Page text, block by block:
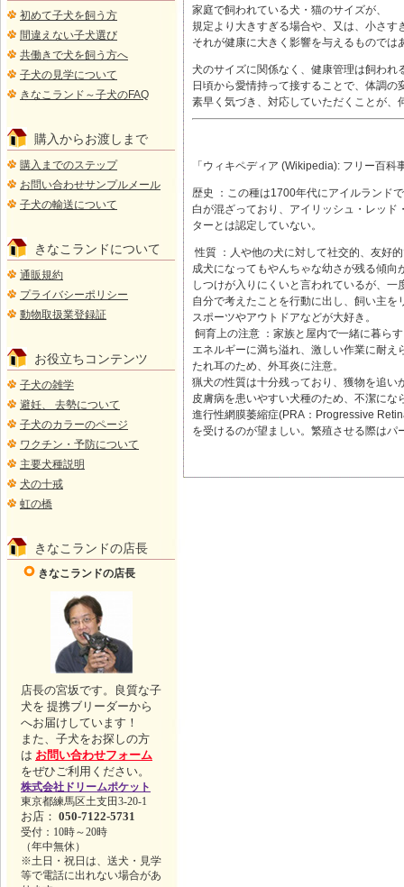
家庭で飼われている犬・猫のサイズが、
規定より大きすぎる場合や、又は、小さす
それが健康に大きく影響を与えるものでは
犬のサイズに関係なく、健康管理は飼われ
日頃から愛情持って接することで、体調の
素早く気づき、対応していただくことが、
「ウィキペディア (Wikipedia): フリー百
歴史 ：この種は1700年代にアイルランド
白が混ざっており、アイリッシュ・レッ
ターとは認定していない。
性質 ：人や他の犬に対して社交的、友好
成犬になってもやんちゃな幼さが残る傾
しつけが入りにくいと言われているが、一
自分で考えたことを行動に出し、飼い主を
スポーツやアウトドアなどが大好き。
飼育上の注意 ：家族と屋内で一緒に暮ら
エネルギーに満ち溢れ、激しい作業に耐
たれ耳のため、外耳炎に注意。
猟犬の性質は十分残っており、獲物を追
皮膚病を患いやすい犬種のため、不潔に
進行性網膜萎縮症(PRA：Progressive
を受けるのが望ましい。繁殖させる際は
初めて子犬を飼う方
間違えない子犬選び
共働きで犬を飼う方へ
子犬の見学について
きなこランド～子犬のFAQ
購入からお渡しまで
購入までのステップ
お問い合わせサンプルメール
子犬の輸送について
きなこランドについて
通販規約
プライバシーポリシー
動物取扱業登録証
お役立ちコンテンツ
子犬の雑学
避妊、 去勢について
子犬のカラーのページ
ワクチン・予防について
主要犬種説明
犬の十戒
虹の橋
きなこランドの店長
きなこランドの店長
店長の宮坂です。良質な子
犬を 提携ブリーダーから
へお届けしています！
また、子犬をお探しの方
は お問い合わせフォーム
をぜひご利用ください。
株式会社ドリームポケット
東京都練馬区土支田3-20-1
お店： 050-7122-5731
受付：10時～20時
（年中無休）
※土日・祝日は、送犬・見学
等で電話に出れない場合があ